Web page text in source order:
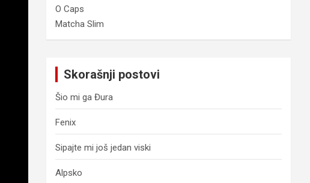
O Caps
Matcha Slim
Skorašnji postovi
Šio mi ga Đura
Fenix
Sipajte mi još jedan viski
Alpsko